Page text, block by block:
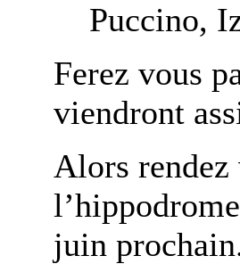
Puccino,
Ferez vous
viendront
Alors rendez
juin